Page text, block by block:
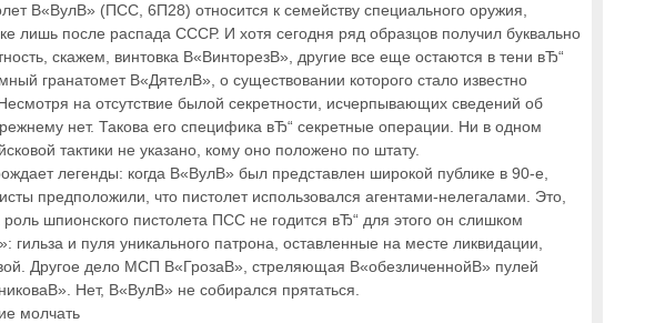
В«ВулВ» (ПСС, 6П28) относится к семейству специального оружия,
лишь после распада СССР. И хотя сегодня ряд образцов получил буквально
скажем, винтовка В«ВинторезВ», другие все еще остаются в тени вЂ“
гранатомет В«ДятелВ», о существовании которого стало известно
на отсутствие былой секретности, исчерпывающих сведений об
нет. Такова его специфика вЂ“ секретные операции. Ни в одном
тактики не указано, кому оно положено по штату.
легенды: когда В«ВулВ» был представлен широкой публике в 90-е,
предположили, что пистолет использовался агентами-нелегалами. Это,
роль шпионского пистолета ПСС не годится вЂ“ для этого он слишком
гильза и пуля уникального патрона, оставленные на месте ликвидации,
Другое дело МСП В«ГрозаВ», стреляющая В«обезличеннойВ» пулей
Нет, В«ВулВ» не собирался прятаться.
молчать